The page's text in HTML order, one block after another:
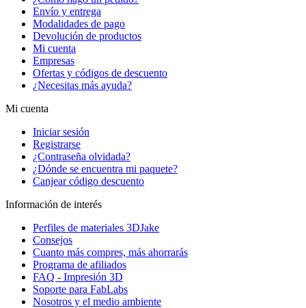
Envío y entrega
Modalidades de pago
Devolución de productos
Mi cuenta
Empresas
Ofertas y códigos de descuento
¿Necesitas más ayuda?
Mi cuenta
Iniciar sesión
Registrarse
¿Contraseña olvidada?
¿Dónde se encuentra mi paquete?
Canjear código descuento
Información de interés
Perfiles de materiales 3DJake
Consejos
Cuanto más compres, más ahorrarás
Programa de afiliados
FAQ - Impresión 3D
Soporte para FabLabs
Nosotros y el medio ambiente